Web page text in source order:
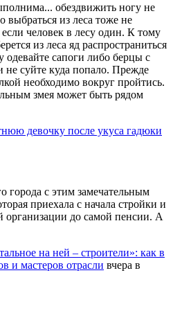
обездвижить ногу не
выбраться из леса тоже не
человек в лесу один. К тому
из леса яд распространиться
одевайте сапоги либо берцы с
суйте куда попало. Прежде
необходимо вокруг пройтись.
змея может быть рядом
девочку после укуса гадюки
города с этим замечательным
приехала с начала стройки и
организации до самой пенсии. А
на ней – строители»: как в
и мастеров отрасли вчера в